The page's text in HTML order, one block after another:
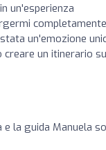
un'esperienza
completamente
un'emozione
creare un itinerario su
la guida Manuela